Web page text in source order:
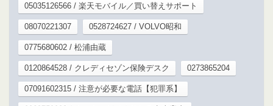
05035126566 / 楽天モバイル／買い替えサポート
08070221307 0528724627 / VOLVO昭和
0775680602 / 松浦由蔵
0120864528 / クレディセゾン保険デスク 0273865204
07091602315 / 注意が必要な電話【犯罪系】